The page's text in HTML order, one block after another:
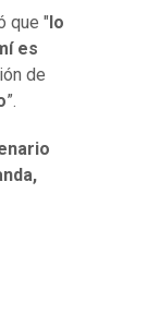
que " lo
es
de
”.